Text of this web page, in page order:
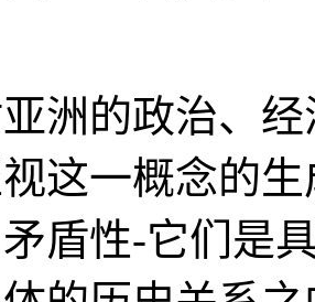
洲的政治、
这一概念的
盾性-它们是